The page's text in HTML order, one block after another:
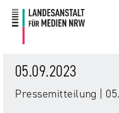
Zum
Inhalt
Zur
Navigation
Themen
Übersicht
Events
Übersicht
Service
Übersicht
Angebote
Über
Übersicht
Regulierung
Die
Übersicht
Presse
Übersicht
05.09.2023
Pressemitteilung |